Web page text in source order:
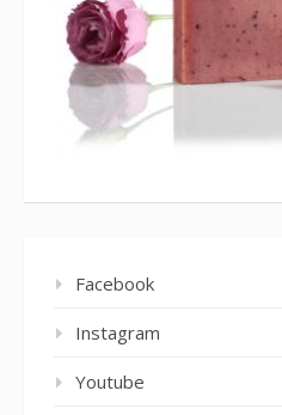
Facebook
Instagram
Youtube